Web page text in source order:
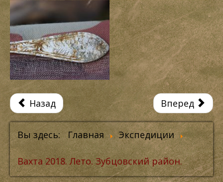
Назад Вперед
Вы здесь: Главная Экспедиции
Вахта 2018. Лето. Зубцовский район.